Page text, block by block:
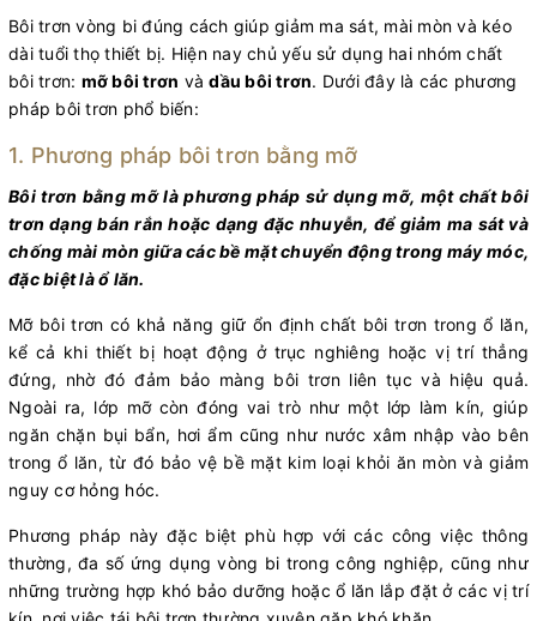
Bôi trơn vòng bi đúng cách giúp giảm ma sát, mài mòn và kéo
dài tuổi thọ thiết bị. Hiện nay chủ yếu sử dụng hai nhóm chất
bôi trơn: mỡ bôi trơn vàdầu bôi trơn. Dưới đây là các phương
pháp bôi trơn phổ biến:
1. Phương pháp bôi trơn bằng mỡ
Bôi trơn bằng mỡ là phương pháp sử dụng mỡ, một chất bôi
trơn dạng bán rắn hoặc dạng đặc nhuyễn, để giảm ma sát và
chống mài mòn giữa các bề mặt chuyển động trong máy móc,
đặc biệt là ổ lăn.
Mỡ bôi trơn có khả năng giữ ổn định chất bôi trơn trong ổ lăn,
kể cả khi thiết bị hoạt động ở trục nghiêng hoặc vị trí thẳng
đứng, nhờ đó đảm bảo màng bôi trơn liên tục và hiệu quả.
Ngoài ra, lớp mỡ còn đóng vai trò như một lớp làm kín, giúp
ngăn chặn bụi bẩn, hơi ẩm cũng như nước xâm nhập vào bên
trong ổ lăn, từ đó bảo vệ bề mặt kim loại khỏi ăn mòn và giảm
nguy cơ hỏng hóc.
Phương pháp này đặc biệt phù hợp với các công việc thông
thường, đa số ứng dụng vòng bi trong công nghiệp, cũng như
những trường hợp khó bảo dưỡng hoặc ổ lăn lắp đặt ở các vị trí